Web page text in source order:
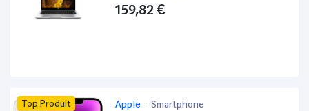
159,82 €
Top Produit Apple - Smartphone